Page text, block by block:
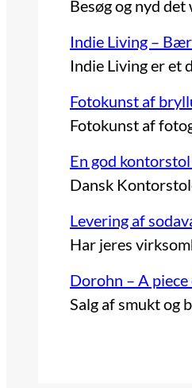
Besøg og nyd det
Indie Living –
Indie Living er et
Fotokunst af
Fotokunst af
En god
Dansk
Levering af
Har jeres
Dorohn – A
Salg af smukt og